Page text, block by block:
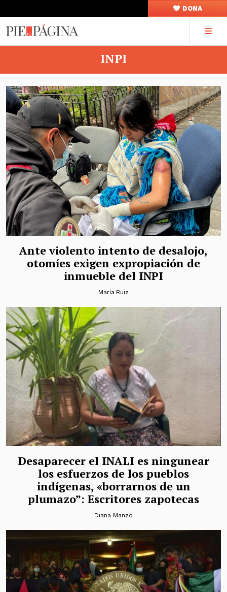
DONA
INPI
Ante violento intento de desalojo,
otomíes exigen expropiación de
inmueble del INPI
María Ruiz
Desaparecer el INALI es ningunear
los esfuerzos de los pueblos
indígenas, «borrarnos de un
plumazo”: Escritores zapotecas
Diana Manzo